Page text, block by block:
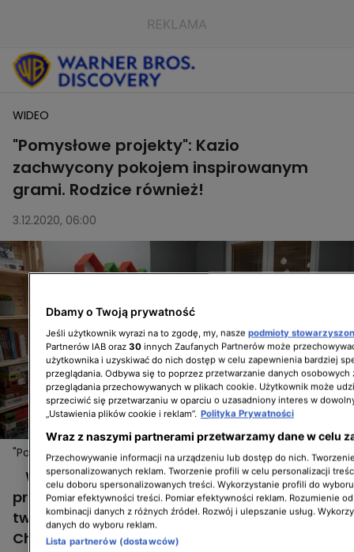
WIDEO
"Pomysłowe projekty": Kazio
zachwycony pokojem inspirowanym
grami. Rodzice również!
3.12.2020, 06:00
"Pomysłowe projekty": Kazio zachwycony pokojem
inspirowanym grami. Rodzice również!
Więcej
W 5. odcinku programu "Pomysłowe
projekty" Iwona Durka wraz ze swoją ekipa
tworzyła sypialnię nastolatka Kazia.
Chłopak, bez konsultacji z rodzicami, wybrał
Dbamy o Twoją prywatność
Jeśli użytkownik wyrazi na to zgodę, my, nasze podmioty
Partnerów IAB oraz 30 innych Zaufanych Partnerów może
użytkownika i uzyskiwać do nich dostęp w celu zapewnienia bardziej
przeglądania. Odbywa się to poprzez przetwarzanie danych osobowych
przeglądania przechowywanych w plikach cookie. Użytkownik może
sprzeciwić się przetwarzaniu w oparciu o uzasadniony interes w
„Ustawienia plików cookie i reklam”. Polityka Prywatności
Wraz z naszymi partnerami przetwarzamy dane w celu
Przechowywanie informacji na urządzeniu lub dostęp do nich.
spersonalizowanych reklam. Tworzenie profili w celu personalizacji
celu doboru spersonalizowanych treści. Wykorzystanie profili do
Pomiar efektywności treści. Pomiar efektywności reklam. Rozumienie
kombinacji danych z różnych źródeł. Rozwój i ulepszanie usług.
danych do wyboru reklam.
Lista partnerów (dostawców)